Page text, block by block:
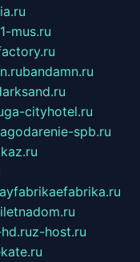
1-mus.ru
bandamn.ru
cityhotel.ru
spb.ru
z-host.ru